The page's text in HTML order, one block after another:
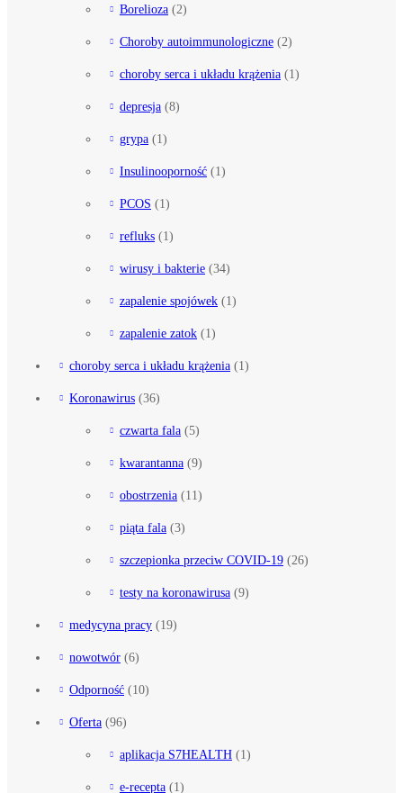
Borelioza (2)
Choroby autoimmunologiczne (2)
choroby serca i układu krążenia (1)
depresja (8)
grypa (1)
Insulinooporność (1)
PCOS (1)
refluks (1)
wirusy i bakterie (34)
zapalenie spojówek (1)
zapalenie zatok (1)
choroby serca i układu krążenia (1)
Koronawirus (36)
czwarta fala (5)
kwarantanna (9)
obostrzenia (11)
piąta fala (3)
szczepionka przeciw COVID-19 (26)
testy na koronawirusa (9)
medycyna pracy (19)
nowotwór (6)
Odporność (10)
Oferta (96)
aplikacja S7HEALTH (1)
e-recepta (1)